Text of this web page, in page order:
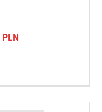
PLN